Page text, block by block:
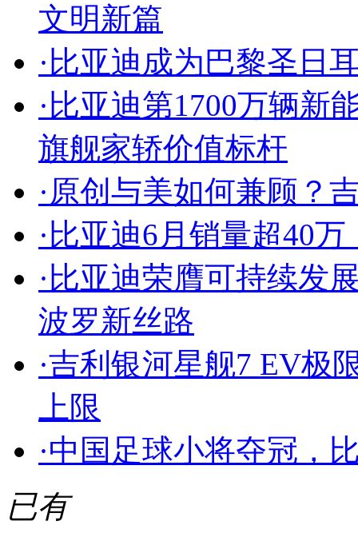
文明新篇
· 比亚迪成为巴黎圣日
· 比亚迪第1700万辆新
旗舰家轿价值标杆
·原创与美如何兼顾？
· 比亚迪6月销量超40
· 比亚迪荣膺可持续发
波罗新丝路
·吉利银河星舰7 EV极
上限
·中国足球小将夺冠，
已有